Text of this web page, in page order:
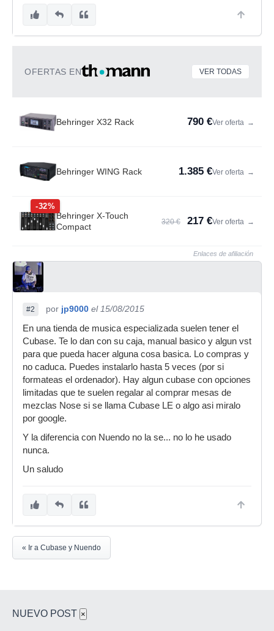
OFERTAS EN VER TODAS
Behringer X32 Rack 790 €Ver oferta →
Behringer WING Rack 1.385 €Ver oferta →
-32%
Behringer X-Touch
Compact
320 € 217 €Ver oferta →
Enlaces de afiliación
#2 por jp9000 el 15/08/2015
En una tienda de musica especializada suelen tener el
Cubase. Te lo dan con su caja, manual basico y algun vst
para que pueda hacer alguna cosa basica. Lo compras y
no caduca. Puedes instalarlo hasta 5 veces (por si
formateas el ordenador). Hay algun cubase con opciones
limitadas que te suelen regalar al comprar mesas de
mezclas Nose si se llama Cubase LE o algo asi miralo
por google.
Y la diferencia con Nuendo no la se... no lo he usado
nunca.
Un saludo
« Ir a Cubase y Nuendo
NUEVO POST ×